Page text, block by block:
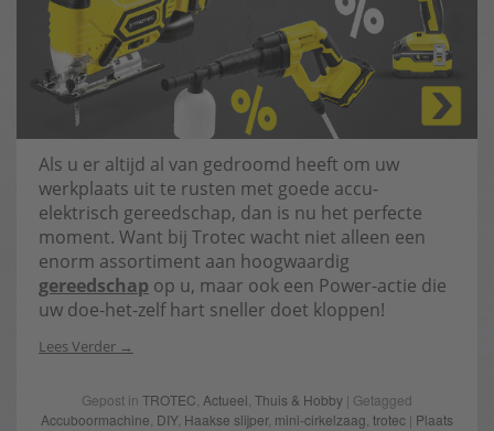
Als u er altijd al van gedroomd heeft om uw
werkplaats uit te rusten met goede accu-
elektrisch gereedschap, dan is nu het perfecte
moment. Want bij Trotec wacht niet alleen een
enorm assortiment aan hoogwaardig
gereedschap op u, maar ook een Power-actie die
uw doe-het-zelf hart sneller doet kloppen!
Lees Verder
Gepost in TROTEC Actueel Thuis & Hobby | Getagged
Accuboormachine DIY, Haakse slijper, mini-cirkelzaag trotec | Plaats